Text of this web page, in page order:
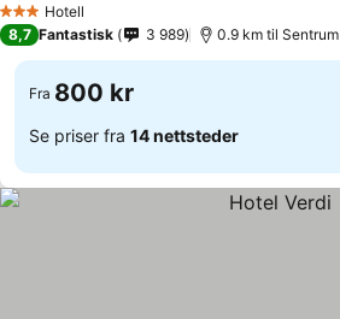
3 StjernerHotell
8,7 Fantastisk 3 989 0.9 km til Sentrum
Fra 800 kr
Se priser fra 14 nettsteder